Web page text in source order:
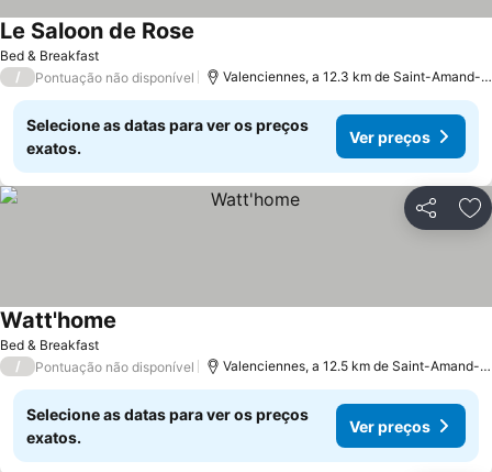
Bed & Breakfast
Le Saloon de Rose
/ Pontuação não disponível Valenciennes, a 12.3 km de Saint-Amand-les-Eaux
Selecione as datas para ver os preços
exatos.
Ver preços
Partilhar
Bed & Breakfast
Watt'home
/ Pontuação não disponível Valenciennes, a 12.5 km de Saint-Amand-les-Eaux
Selecione as datas para ver os preços
exatos.
Ver preços